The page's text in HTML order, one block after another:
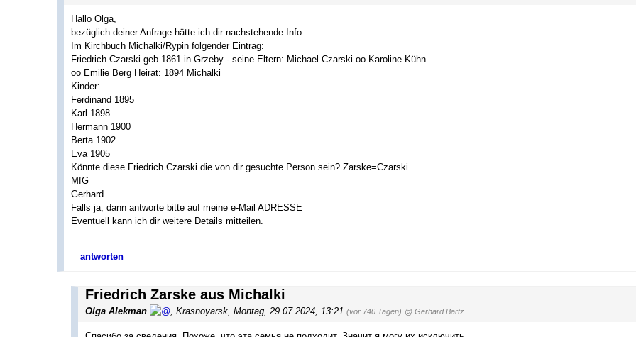
Hallo Olga,
bezüglich deiner Anfrage hätte ich dir nachstehende Info:
Im Kirchbuch Michalki/Rypin folgender Eintrag:
Friedrich Czarski geb.1861 in Grzeby - seine Eltern: Michael Czarski oo Karoline Kühn
oo Emilie Berg Heirat: 1894 Michalki
Kinder:
Ferdinand 1895
Karl 1898
Hermann 1900
Berta 1902
Eva 1905
Könnte diese Friedrich Czarski die von dir gesuchte Person sein? Zarske=Czarski
MfG
Gerhard
Falls ja, dann antworte bitte auf meine e-Mail ADRESSE
Eventuell kann ich dir weitere Details mitteilen.
antworten
Friedrich Zarske aus Michalki
Olga Alekman , Krasnoyarsk, Montag, 29.07.2024, 13:21 (vor 740 Tagen) @ Gerhard Bartz